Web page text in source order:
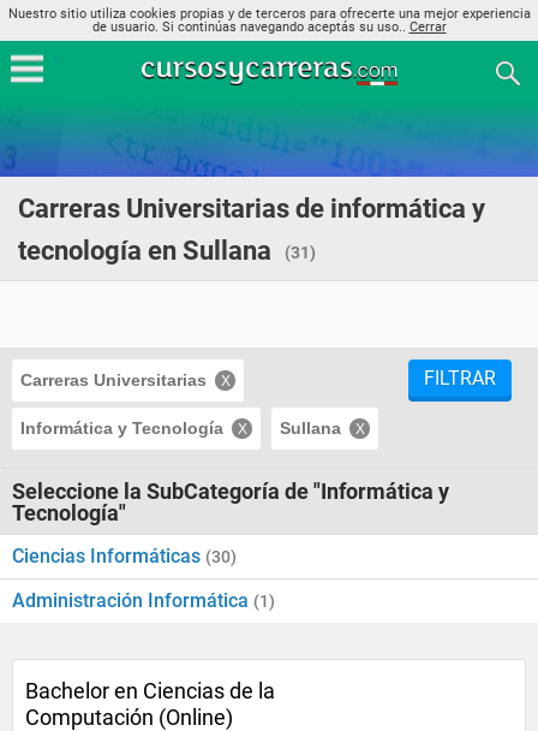
Nuestro sitio utiliza cookies propias y de terceros para ofrecerte una mejor experiencia
de usuario. Si continúas navegando aceptás su uso.. Cerrar
Carreras Universitarias de informática y
tecnología en Sullana
(31)
Carreras Universitarias
Informática y Tecnología Sullana
FILTRAR
Seleccione la SubCategoría de "Informática y
Tecnología"
Ciencias Informáticas (30)
Administración Informática (1)
Bachelor en Ciencias de la
Computación (Online)